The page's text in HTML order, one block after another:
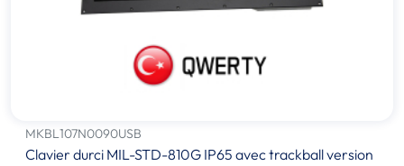
MKBL107N0090USB
Clavier durci MIL-STD-810G IP65 avec trackball version